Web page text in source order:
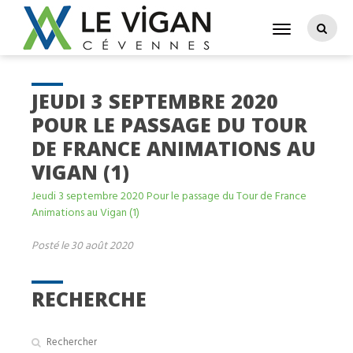
RECHERCHE
JEUDI 3 SEPTEMBRE 2020
POUR LE PASSAGE DU TOUR
DE FRANCE ANIMATIONS AU
VIGAN (1)
Jeudi 3 septembre 2020 Pour le passage du Tour de France
Animations au Vigan (1)
Posté le 30 août 2020